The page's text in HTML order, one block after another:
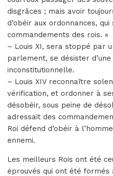
disgrâces ; mais avoir
d’obéir aux ordonnances,
commandements des rois. »
– Louis XI, sera stoppé par
parlement, se désister
inconstitutionnelle.
– Louis XIV reconnaître
vérification, et ordonner à
désobéir, sous peine de
adressait des
Roi défend d’obéir à
ennemi.
Les meilleurs Rois ont été
éprouvés qui ont été